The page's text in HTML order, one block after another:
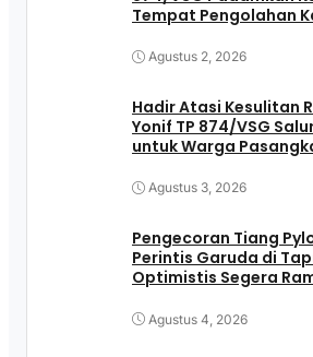
Tempat Pengolahan
Agustus 2, 2026
Hadir Atasi Kesulitan
Yonif TP 874/VSG
untuk Warga
Agustus 3, 2026
Pengecoran Tiang
Perintis Garuda di
Optimistis Segera
Agustus 4, 2026